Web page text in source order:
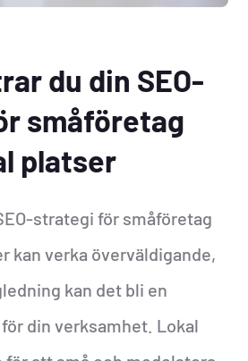
du din SEO-
småföretag
platser
strategi för småföretag
kan verka överväldigande,
kan det bli en
din verksamhet. Lokal